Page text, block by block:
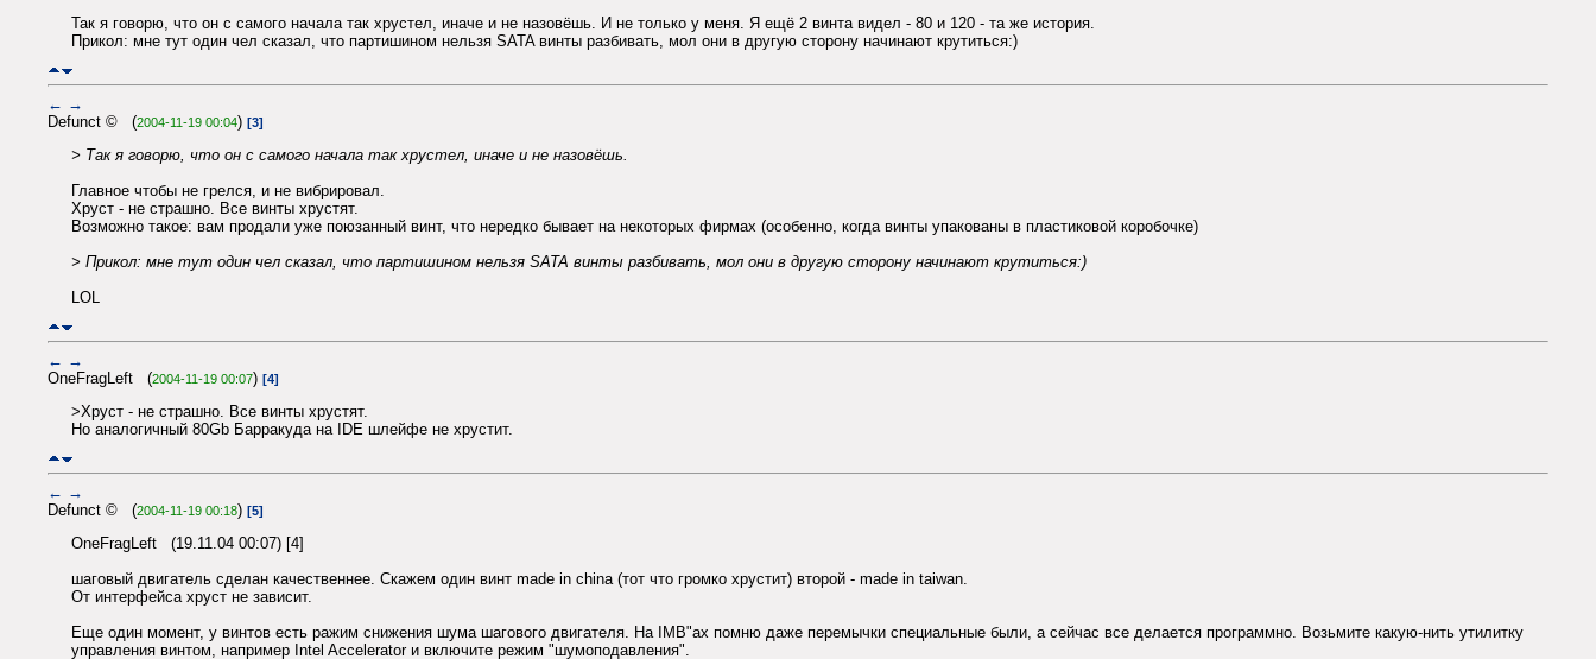
Так я говорю, что он с самого начала так хрустел, иначе и не назовёшь. И не только у меня. Я ещё 2 винта видел - 80 и 120 - та же история.
Прикол: мне тут один чел сказал, что партишином нельзя SATA винты разбивать, мол они в другую сторону начинают крутиться:)
← →
Defunct © (2004-11-19 00:04) [3]
> Так я говорю, что он с самого начала так хрустел, иначе и не назовёшь.
Главное чтобы не грелся, и не вибрировал.
Хруст - не страшно. Все винты хрустят.
Возможно такое: вам продали уже поюзанный винт, что нередко бывает на некоторых фирмах (особенно, когда винты упакованы в пластиковой коробочке)
> Прикол: мне тут один чел сказал, что партишином нельзя SATA винты разбивать, мол они в другую сторону начинают крутиться:)
LOL
← →
OneFragLeft (2004-11-19 00:07) [4]
>Хруст - не страшно. Все винты хрустят.
Но аналогичный 80Gb Барракуда на IDE шлейфе не хрустит.
← →
Defunct © (2004-11-19 00:18) [5]
OneFragLeft (19.11.04 00:07) [4]
шаговый двигатель сделан качественнее. Скажем один винт made in china (тот что громко хрустит) второй - made in taiwan.
От интерфейса хруст не зависит.
Еще один момент, у винтов есть ражим снижения шума шагового двигателя. На IMB"ах помню даже перемычки специальные были, а сейчас все делается программно. Возьмите какую-нить утилитку
управления винтом, например Intel Accelerator и включите режим "шумоподавления".